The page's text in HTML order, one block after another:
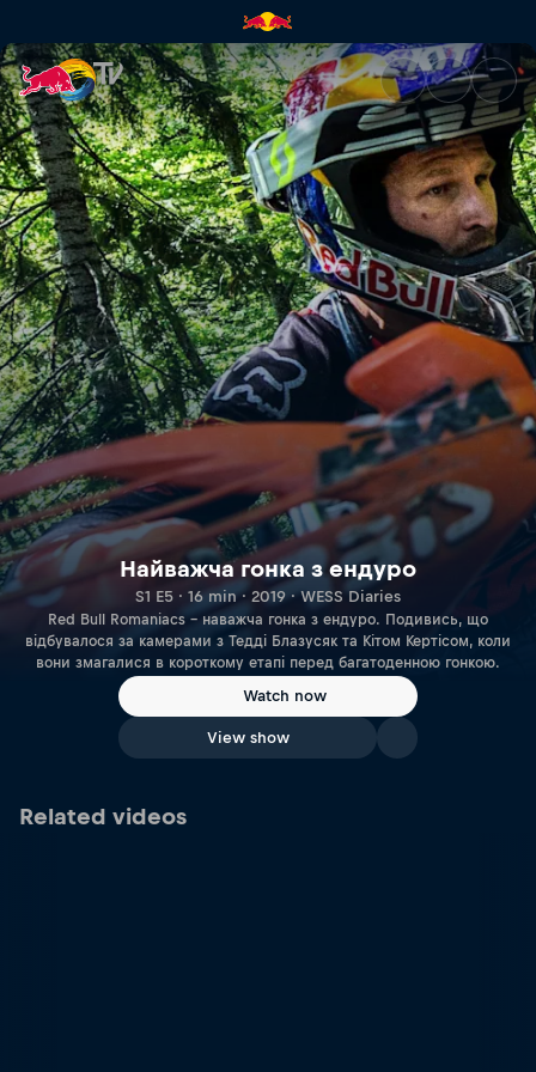
Найважча гонка з ендуро |
Найважча гонка з ендуро
S1 E5 · 16 min · 2019 · WESS Diaries
Red Bull Romaniacs – наважча гонка з ендуро. Подивись, що
відбувалося за камерами з Тедді Блазусяк та Кітом Кертісом, коли
вони змагалися в короткому етапі перед багатоденною гонкою.
Watch now
View show
Related videos